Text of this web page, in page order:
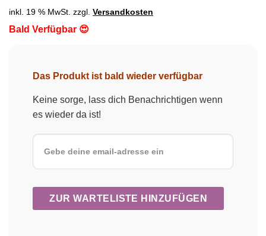
inkl. 19 % MwSt. zzgl. Versandkosten
Bald Verfügbar 😍
Das Produkt ist bald wieder verfügbar
Keine sorge, lass dich Benachrichtigen wenn
es wieder da ist!